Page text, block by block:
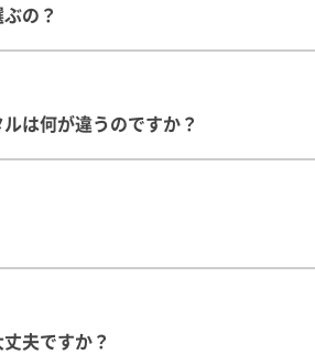
の？
は何が違うのですか？
夫ですか？